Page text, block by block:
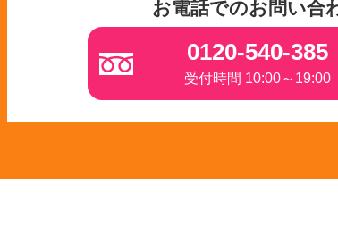
お電話でのお問い合
0120-540-385
受付時間 10:00～19:00